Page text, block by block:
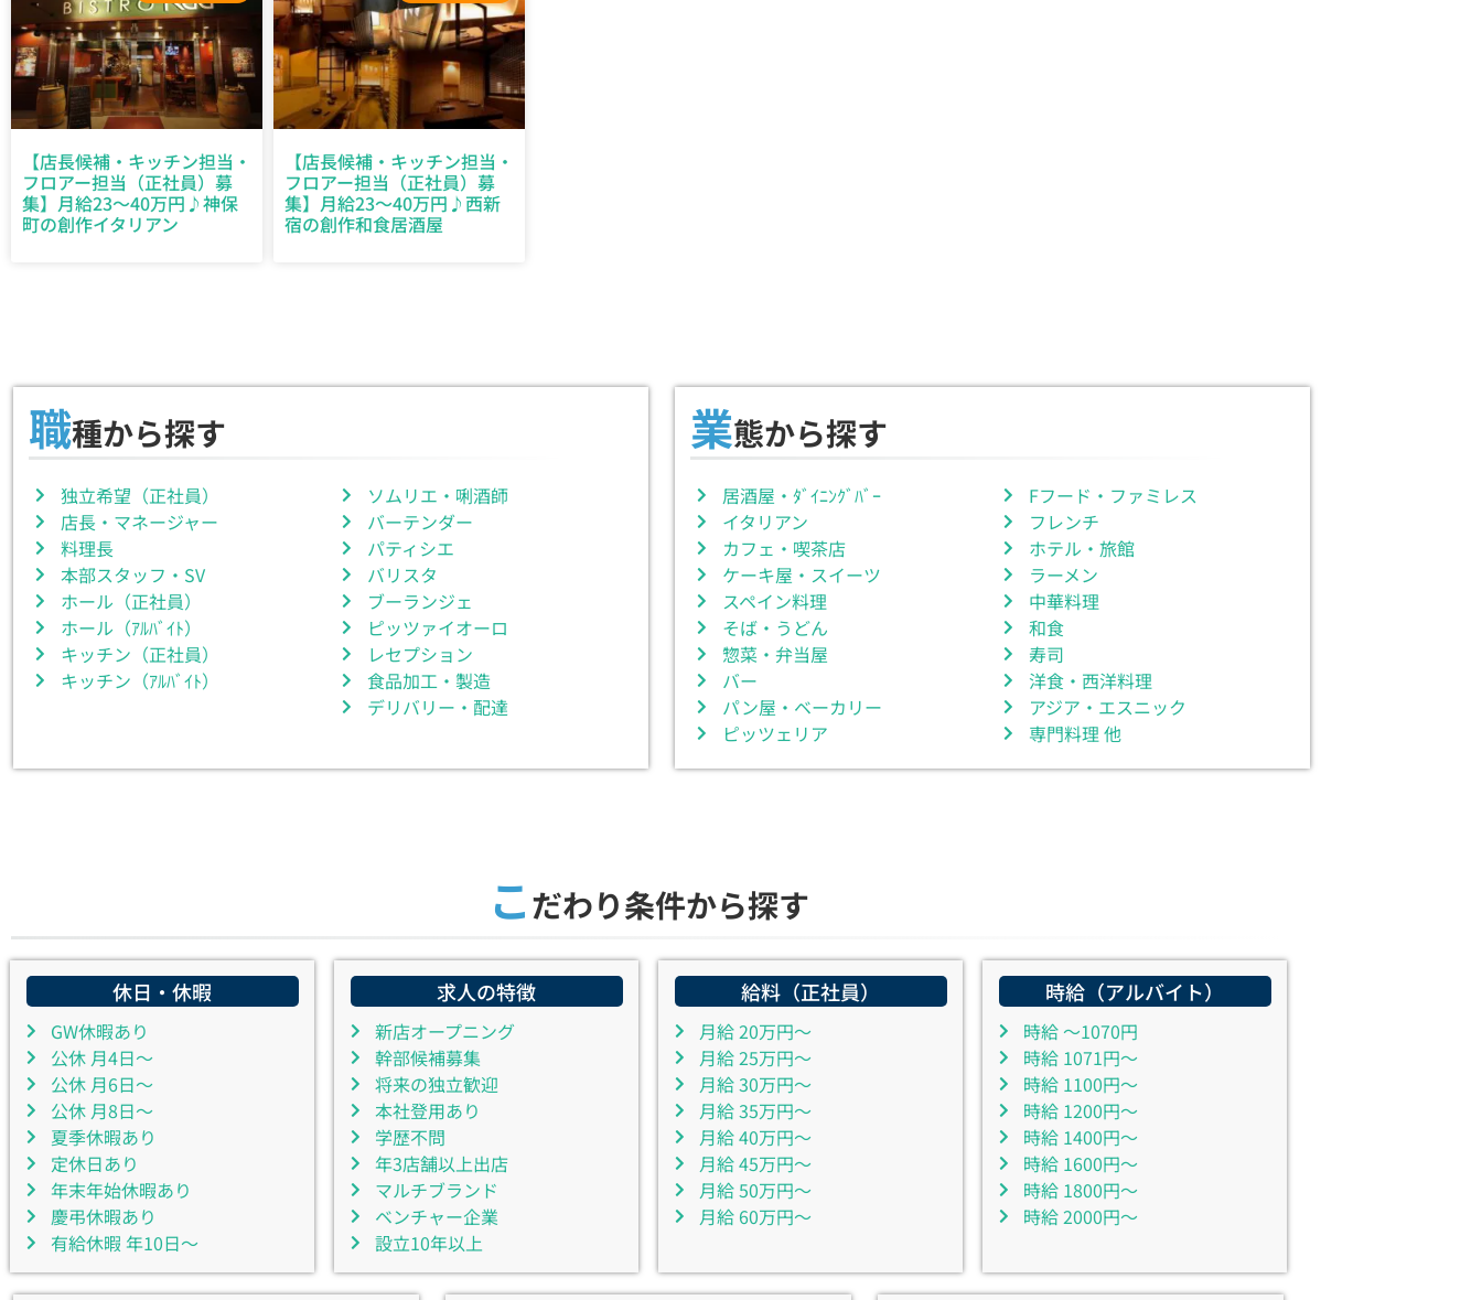
【店長候補・キッチン担当・
フロアー担当（正社員）募
集】月給23〜40万円♪神保
町の創作イタリアン
【店長候補・キッチン担当・
フロアー担当（正社員）募
集】月給23〜40万円♪西新
宿の創作和食居酒屋
職種から探す
独立希望（正社員）
店長・マネージャー
料理長
本部スタッフ・SV
ホール（正社員）
ホール（ｱﾙﾊﾞｲﾄ）
キッチン（正社員）
キッチン（ｱﾙﾊﾞｲﾄ）
ソムリエ・唎酒師
バーテンダー
パティシエ
バリスタ
ブーランジェ
ピッツァイオーロ
レセプション
食品加工・製造
デリバリー・配達
業態から探す
居酒屋・ﾀﾞｲﾆﾝｸﾞﾊﾞｰ
イタリアン
カフェ・喫茶店
ケーキ屋・スイーツ
スペイン料理
そば・うどん
惣菜・弁当屋
バー
パン屋・ベーカリー
ピッツェリア
Fフード・ファミレス
フレンチ
ホテル・旅館
ラーメン
中華料理
和食
寿司
洋食・西洋料理
アジア・エスニック
専門料理 他
こだわり条件から探す
休日・休暇
GW休暇あり
公休 月4日～
公休 月6日～
公休 月8日～
夏季休暇あり
定休日あり
年末年始休暇あり
慶弔休暇あり
有給休暇 年10日～
求人の特徴
新店オープニング
幹部候補募集
将来の独立歓迎
本社登用あり
学歴不問
年3店舗以上出店
マルチブランド
ベンチャー企業
設立10年以上
給料（正社員）
月給 20万円～
月給 25万円～
月給 30万円～
月給 35万円～
月給 40万円～
月給 45万円～
月給 50万円～
月給 60万円～
時給（アルバイト）
時給 ～1070円
時給 1071円～
時給 1100円～
時給 1200円～
時給 1400円～
時給 1600円～
時給 1800円～
時給 2000円～